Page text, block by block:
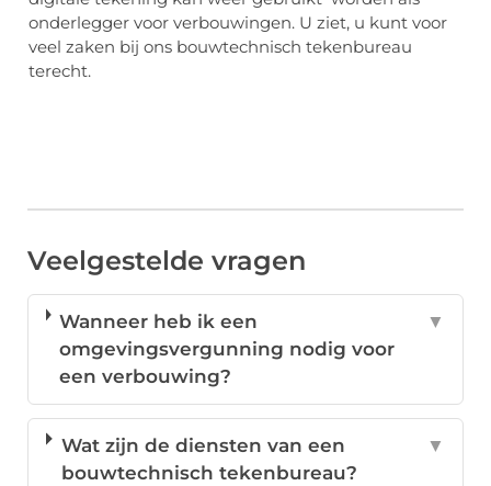
onderlegger voor verbouwingen. U ziet, u kunt voor
veel zaken bij ons bouwtechnisch tekenbureau
terecht.
Veelgestelde vragen
Wanneer heb ik een
omgevingsvergunning nodig voor
een verbouwing?
▼
Wat zijn de diensten van een
bouwtechnisch tekenbureau?
▼